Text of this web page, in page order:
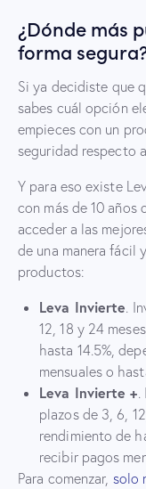
¿Dónde más
forma
Si ya decidiste que
sabes cuál opción
empieces con un
seguridad respecto
Y para eso existe
con más de 10 años
acceder a las
de una manera fácil
productos:
Leva Invierte.
12, 18 y 24
hasta 14.5%,
mensuales o
Leva Invierte +.
plazos de 3, 6,
rendimiento de
recibir pagos
Para comenzar, solo